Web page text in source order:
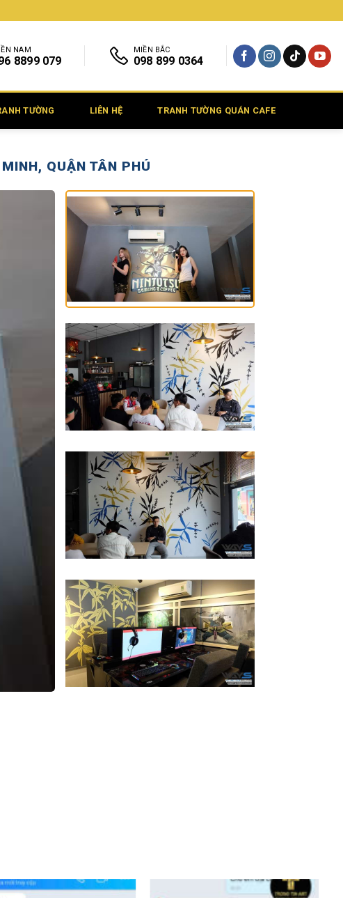
NAM
8899 079
MIỀN BẮC
098 899 0364
TƯỜNG LIÊN HỆ TRANH TƯỜNG QUÁN CAFE
QUẬN TÂN PHÚ